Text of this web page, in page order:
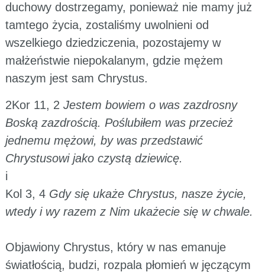
duchowy dostrzegamy, ponieważ nie mamy już
tamtego życia, zostaliśmy uwolnieni od
wszelkiego dziedziczenia, pozostajemy w
małżeństwie niepokalanym, gdzie mężem
naszym jest sam Chrystus.
2Kor 11, 2 Jestem bowiem o was zazdrosny
Boską zazdrością. Poślubiłem was przecież
jednemu mężowi, by was przedstawić
Chrystusowi jako czystą dziewicę.
i
Kol 3, 4 Gdy się ukaże Chrystus, nasze życie,
wtedy i wy razem z Nim ukażecie się w chwale.
Objawiony Chrystus, który w nas emanuje
światłością, budzi, rozpala płomień w jęczącym